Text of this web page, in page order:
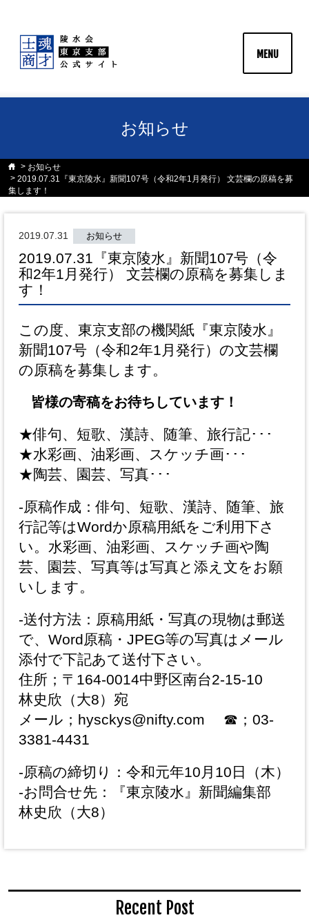
MENU
お知らせ
お知らせ
2019.07.31『東京陵水』新聞107号（令和2年1月発行） 文芸欄の原稿を募
集します！
2019.07.31 お知らせ
2019.07.31『東京陵水』新聞107号（令
和2年1月発行） 文芸欄の原稿を募集しま
す！
この度、東京支部の機関紙『東京陵水』
新聞107号（令和2年1月発行）の文芸欄
の原稿を募集します。
皆様の寄稿をお待ちしています！
★俳句、短歌、漢詩、随筆、旅行記･･･
★水彩画、油彩画、スケッチ画･･･
★陶芸、園芸、写真･･･
-原稿作成：俳句、短歌、漢詩、随筆、旅
行記等はWordか原稿用紙をご利用下さ
い。水彩画、油彩画、スケッチ画や陶
芸、園芸、写真等は写真と添え文をお願
いします。
-送付方法：原稿用紙・写真の現物は郵送
で、Word原稿・JPEG等の写真はメール
添付で下記あて送付下さい。
住所；〒164-0014中野区南台2-15-10
林史欣（大8）宛
メール；hysckys@nifty.com ☎；03-
3381-4431
-原稿の締切り：令和元年10月10日（木）
-お問合せ先：『東京陵水』新聞編集部
林史欣（大8）
Recent Post